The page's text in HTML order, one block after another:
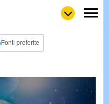
LOLGULP
LOVENEWS
STORIE
Fonti preferite